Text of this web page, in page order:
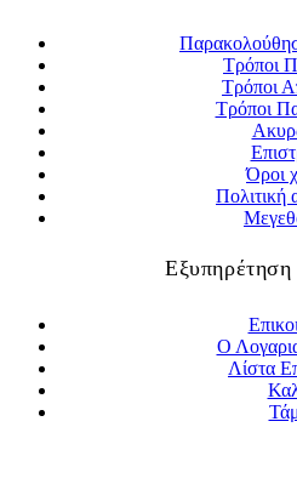
Τρόποι
Τρόποι
Τρόποι
Όροι
Πολιτική
Εξυπηρέτηση
Ο
Λίστα